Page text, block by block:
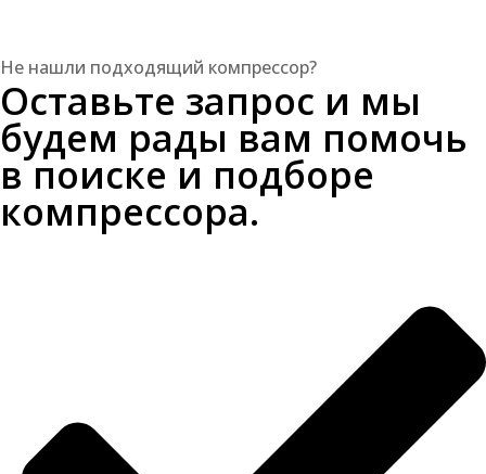
Не нашли подходящий компрессор?
Оставьте запрос и мы
будем рады вам помочь
в поиске и подборе
компрессора.